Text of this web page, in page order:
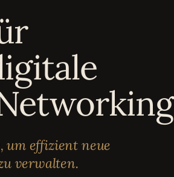
um effizient neue
verwalten.